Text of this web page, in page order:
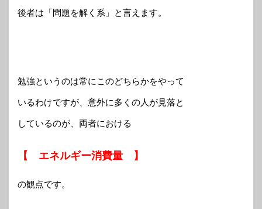
後者は「問題を解く系」と言えます。
勉強というのは常にこのどちらかをやって
いるわけですが、意外に多くの人が見落と
しているのが、両者における
【 エネルギー消費量 】
の観点です。